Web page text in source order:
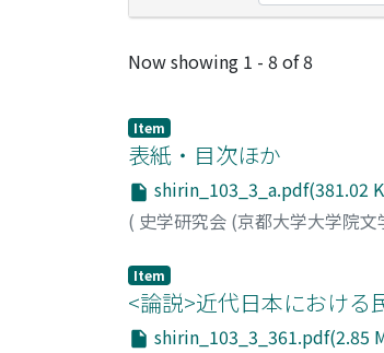
Recent
Now showing 1 - 8 of 8
Item
表紙・目次ほか
shirin_103_3_a.pdf(381.02
( 史学研究会 (京都大学大学院文
Item
<論説>近代日本における
shirin_103_3_361.pdf(2.85